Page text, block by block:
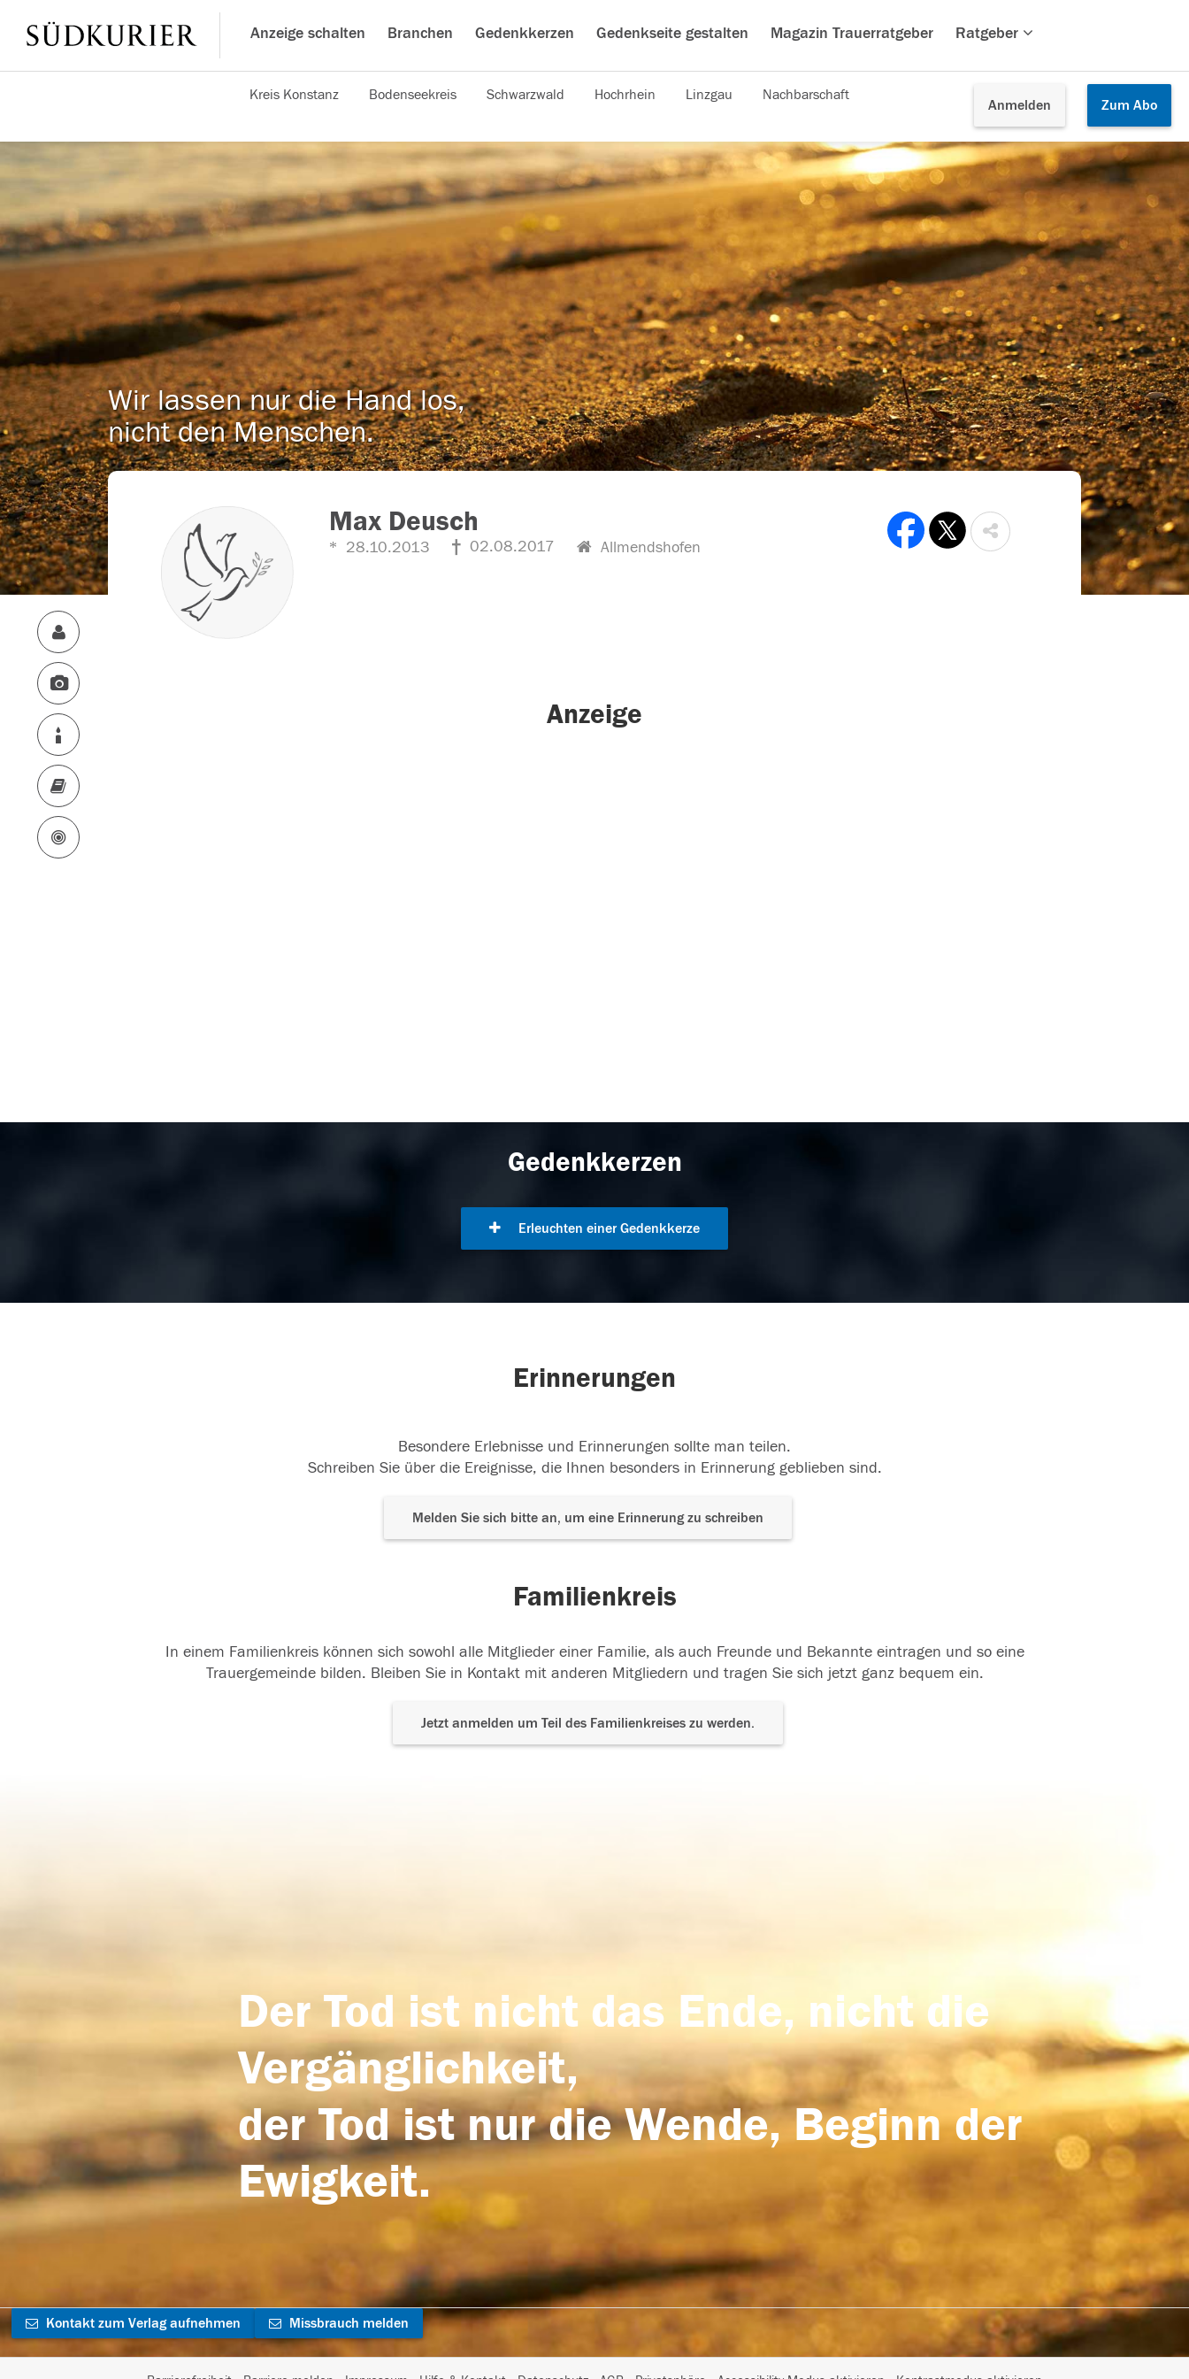
Anzeige schalten Branchen Gedenkkerzen Gedenkseite gestalten Magazin Trauerratgeber Ratgeber
Anmelden Zum Abo
Kreis Konstanz Bodenseekreis Schwarzwald Hochrhein Linzgau Nachbarschaft
Wir lassen nur die Hand los,
nicht den Menschen.
Max Deusch
28.10.2013 02.08.2017 Allmendshofen
Anzeige
Gedenkkerzen
Erleuchten einer Gedenkkerze
Erinnerungen
Besondere Erlebnisse und Erinnerungen sollte man teilen.
Schreiben Sie über die Ereignisse, die Ihnen besonders in Erinnerung geblieben sind.
Melden Sie sich bitte an, um eine Erinnerung zu schreiben
Familienkreis
In einem Familienkreis können sich sowohl alle Mitglieder einer Familie, als auch Freunde und Bekannte eintragen und so eine
Trauergemeinde bilden. Bleiben Sie in Kontakt mit anderen Mitgliedern und tragen Sie sich jetzt ganz bequem ein.
Jetzt anmelden um Teil des Familienkreises zu werden.
Der Tod ist nicht das Ende, nicht die
Vergänglichkeit,
der Tod ist nur die Wende, Beginn der
Ewigkeit.
Kontakt zum Verlag aufnehmen Missbrauch melden